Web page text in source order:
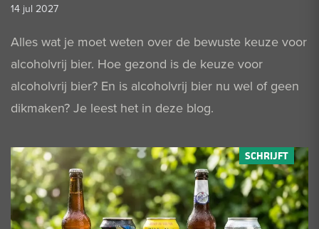
14 jul 2027
Alles wat je moet weten over de bewuste keuze voor
alcoholvrij bier. Hoe gezond is de keuze voor
alcoholvrij bier? En is alcoholvrij bier nu wel of geen
dikmaken? Je leest het in deze blog.